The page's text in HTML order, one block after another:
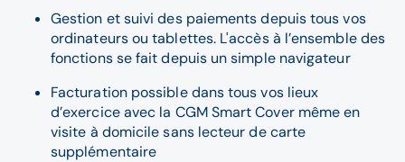
Gestion et suivi des paiements depuis tous vos
ordinateurs ou tablettes. L'accès à l’ensemble des
fonctions se fait depuis un simple navigateur
Facturation possible dans tous vos lieux
d’exercice avec la CGM Smart Cover même en
visite à domicile sans lecteur de carte
supplémentaire